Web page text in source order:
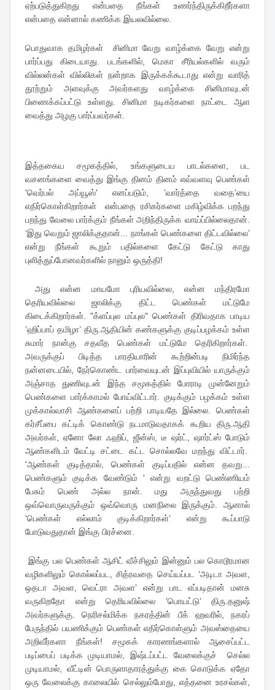
ஏற்படுத்துகிறது என்பதை நீங்கள் உணர்ந்திருக்கிறீர்களா
என்பதை என்னால் கணிக்க இயலவில்லை.
பொதுவாக தமிழர்கள் சினிமா வேறு வாழ்க்கை வேறு என்று
பார்ப்பது கிடையாது. படங்களில், மெகா சீரியல்களில் வரும்
வில்லன்கள் வில்லிகள் நன்றாக இருக்கக்கூடாது என்று வாரித்
தூற்றும் அளவுக்கு அவர்களது வாழ்க்கை சினிமாவுடன்
பிணைக்கப்பட்டு உள்ளது. சினிமா நடிகர்களை நாட்டை ஆள
வைத்து அழகு பார்ப்பவர்கள்.
இத்தகைய சமூகத்தில், உங்களுடைய பாடல்களை, பட
வசனங்களை வைத்து இங்கு தினம் தினம் எவ்வளவு பெண்கள்
'வெர்பல் அப்யூஸ்' எனப்படும், ’வார்த்தை வதை’யை
எதிர்கொள்கிறார்கள் என்பதை ரசிகர்களை மகிழ்விக்க பறந்து
பறந்து வேலை பார்க்கும் நீங்கள் அறிந்திருக்க வாய்ப்பில்லைதான்.
‘இது வெறும் ஜாலிக்குதான்... நாங்கள் பெண்களை திட்டவில்லை’
என்று நீங்கள் கூறும் பதில்களை கேட்டு கேட்டு காது
புளித்துப்போனவர்களில் நானும் ஒருத்தி!
அது என்ன மாயமோ புரியவில்லை, என்ன மந்திரமோ
தெரியவில்லை ஜாலிக்கு திட்ட பெண்கள் மட்டுமே
கிடைக்கிறார்கள். "க்ளப்புல மப்புல" பெண்கள் திரிவதாக பாடிய
’ஹிப்பாப் தமிழா’ திரு.ஆதியின் கண்களுக்கு குடிப்பழக்கம் உள்ள
சுமார் நான்கு சதவீத பெண்கள் மட்டுமே தெரிகிறார்கள்.
அவருக்குப் பிடித்த பாரதியாரின் கூற்றின்படி நிமிர்ந்த
நன்னடையில், நேர்கொண்ட பார்வையுடன் இப்புவியில் யாருக்கும்
அஞ்சாத துணிவுடன் இந்த சமூகத்தில் போராடி முன்னேறும்
பெண்களை பார்க்காமல் போய்விட்டார். குடிக்கும் பழக்கம் உள்ள
முக்கால்வாசி ஆண்களைப் பற்றி பாடியதே இல்லை. பெண்கள்
கர்சீப்பை கட்டிக் கொண்டு நடமாடுவதாகக் கூறிய திரு.ஆதி
அவர்கள், ஏனோ லோ ஃஹிப், ஜீன்ஸ், டீ ஷர்ட், ஷார்ட்ஸ் போடும்
ஆண்களிடம் வேட்டி சட்டை கட்ட சொல்லவே மறந்து விட்டார்.
'ஆண்கள் குடித்தால், பெண்கள் குடிப்பதில் என்ன தவறு...
பெண்களும் குடிக்க வேண்டும் ' என்று வறட்டு பெண்ணியம்
பேசும் பெண் அல்ல நான். மது அருந்துவது பற்றி
ஒவ்வொருவருக்கும் ஒவ்வொரு மனநிலை இருக்கும். ஆனால்
‘பெண்கள் எல்லாம் குடிக்கிறார்கள்’ என்று கூப்பாடு
போடுவதுதான் இங்கு பிரச்னை.
இங்கு பல பெண்கள் ஆசிட் வீச்சிலும் இன்னும் பல கொடூரமான
வழிகளிலும் கொல்லப்பட, சித்ரவதை செய்யப்பட ‘அடிடா அவள,
ஒதடா அவள, வெட்ரா அவள’ என்று பாட எப்படிதான் மனசு
வருகிறதோ என்று தெரியவில்லை ’பொயட்டு’ திரு.தனுஷ்
அவர்களுக்கு. நெரிசல்மிக்க நகரத்தின் பீக் ஹவரில், நகரப்
பேருந்தில் பயணிக்கும் பெண்கள் எதிர்கொள்ளும் அவஸ்தையை
அறிவீர்களா நீங்கள்! சமூகக் காரணங்களால் ஆசைப்பட்ட
படிப்பைப் படிக்க முடியாமல், இஷ்டப்பட்ட வேலைக்குச் செல்ல
முடியாமல், வீட்டின் பொருளாதாரத்துக்கு கை கொடுக்க ஏதோ
ஒரு வேலைக்கு காலையில் செல்லும்போது, எத்தனை உரசல்கள்,